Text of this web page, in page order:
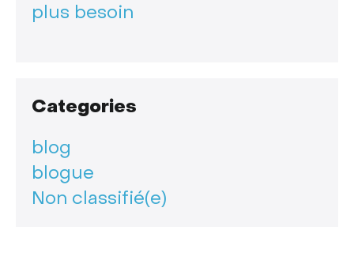
plus besoin
Categories
blog
blogue
Non classifié(e)